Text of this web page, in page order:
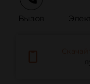
Вызов